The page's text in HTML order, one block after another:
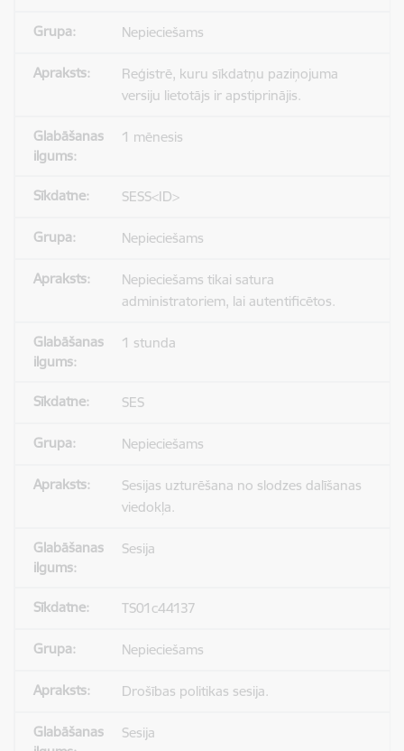
Nepieciešams
Reģistrē, kuru sīkdatņu paziņojuma
versiju lietotājs ir apstiprinājis.
1 mēnesis
SESS<ID>
Nepieciešams
Nepieciešams tikai satura
administratoriem, lai autentificētos.
1 stunda
SES
Nepieciešams
Sesijas uzturēšana no slodzes dalīšanas
viedokļa.
Sesija
TS01c44137
Nepieciešams
Drošības politikas sesija.
Sesija